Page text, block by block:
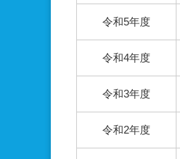
令和5年度
令和4年度
令和3年度
令和2年度